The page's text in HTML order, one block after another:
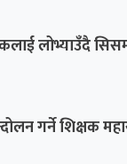
लोभ्याउँदै
गर्ने शिक्षक